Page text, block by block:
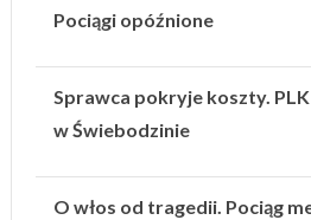
Pociągi opóźnione
Sprawca pokryje koszty.
w Świebodzinie
O włos od tragedii. Pociąg